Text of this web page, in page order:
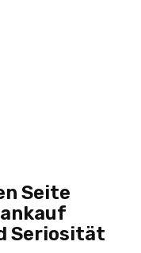
Seite
Seriosität